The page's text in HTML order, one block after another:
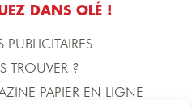
DANS OLÉ !
PUBLICITAIRES
TROUVER ?
PAPIER EN LIGNE